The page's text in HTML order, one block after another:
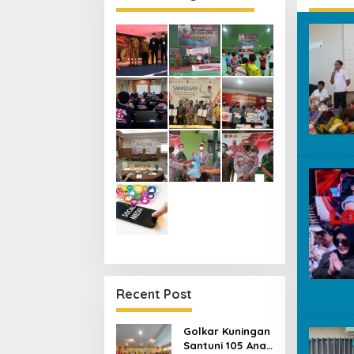
Recent Post
Golkar Kuningan
Santuni 105 Anak